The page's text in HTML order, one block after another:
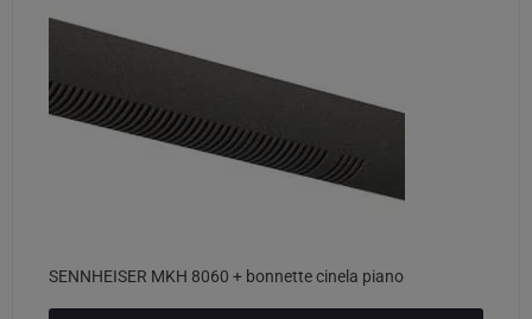
SENNHEISER MKH 8060 + bonnette cinela piano